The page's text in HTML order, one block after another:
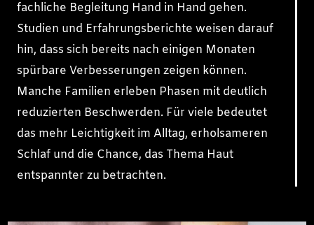
fachliche Begleitung Hand in Hand gehen.
Studien und Erfahrungsberichte weisen darauf
hin, dass sich bereits nach einigen Monaten
spürbare Verbesserungen zeigen können.
Manche Familien erleben Phasen mit deutlich
reduzierten Beschwerden. Für viele bedeutet
das mehr Leichtigkeit im Alltag, erholsameren
Schlaf und die Chance, das Thema Haut
entspannter zu betrachten.